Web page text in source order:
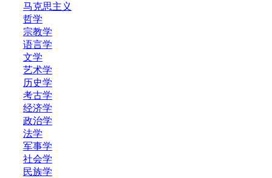
马克思主义
哲学
宗教学
语言学
文学
艺术学
历史学
考古学
经济学
政治学
法学
军事学
社会学
民族学